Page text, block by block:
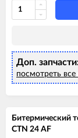
Доп.
посмотреть
Битермический
CTN 24 AF